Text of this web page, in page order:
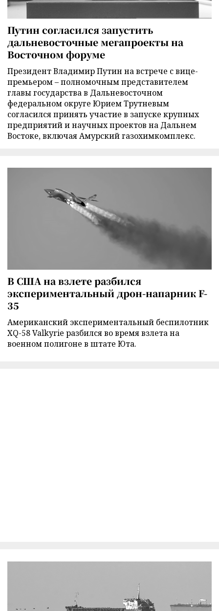
Путин согласился запустить
дальневосточные мегапроекты на
Восточном форуме
Президент Владимир Путин на встрече с вице-
премьером – полномочным представителем
главы государства в Дальневосточном
федеральном округе Юрием Трутневым
согласился принять участие в запуске крупных
предприятий и научных проектов на Дальнем
Востоке, включая Амурский газохимкомплекс.
В США на взлете разбился
экспериментальный дрон-напарник F-
35
Американский экспериментальный беспилотник
XQ-58 Valkyrie разбился во время взлета на
военном полигоне в штате Юта.